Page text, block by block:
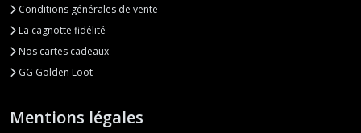
Conditions générales de vente
La cagnotte fidélité
Nos cartes cadeaux
GG Golden Loot
Mentions légales